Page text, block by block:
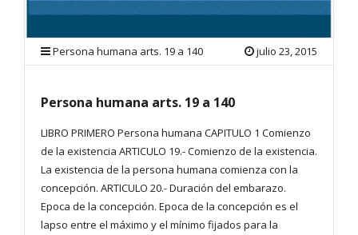
Persona humana arts. 19 a 140 julio 23, 2015
Persona humana arts. 19 a 140
LIBRO PRIMERO Persona humana CAPITULO 1 Comienzo
de la existencia ARTICULO 19.- Comienzo de la existencia.
La existencia de la persona humana comienza con la
concepción. ARTICULO 20.- Duración del embarazo.
Epoca de la concepción. Epoca de la concepción es el
lapso entre el máximo y el mínimo fijados para la